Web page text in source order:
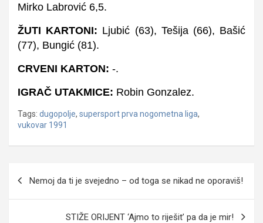
Mirko Labrović 6,5.
ŽUTI KARTONI: Ljubić (63), Tešija (66), Bašić
(77), Bungić (81).
CRVENI KARTON: -.
IGRAČ UTAKMICE: Robin Gonzalez.
Tags: dugopolje, supersport prva nogometna liga,
vukovar 1991
objava
Nemoj da ti je svejedno – od toga se nikad ne oporaviš!
STIŽE ORIJENT ‘Ajmo to riješit’ pa da je mir!